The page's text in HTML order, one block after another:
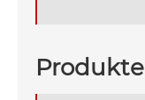
Produkte